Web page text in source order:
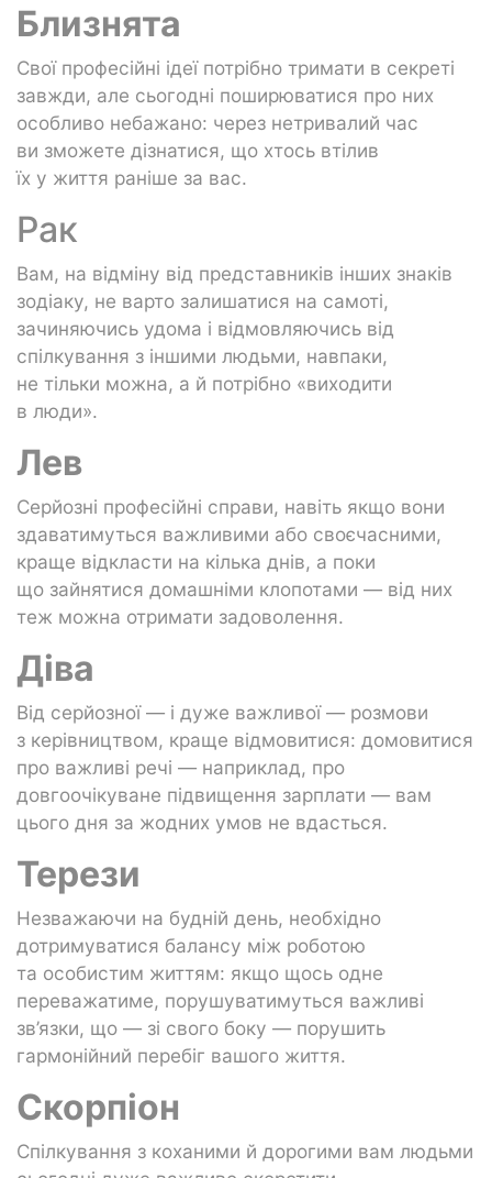
Близнята
Свої професійні ідеї потрібно тримати в секреті
завжди, але сьогодні поширюватися про них
особливо небажано: через нетривалий час
ви зможете дізнатися, що хтось втілив
їх у життя раніше за вас.
Рак
Вам, на відміну від представників інших знаків
зодіаку, не варто залишатися на самоті,
зачиняючись удома і відмовляючись від
спілкування з іншими людьми, навпаки,
не тільки можна, а й потрібно «виходити
в люди».
Лев
Серйозні професійні справи, навіть якщо вони
здаватимуться важливими або своєчасними,
краще відкласти на кілька днів, а поки
що зайнятися домашніми клопотами — від них
теж можна отримати задоволення.
Діва
Від серйозної — і дуже важливої — розмови
з керівництвом, краще відмовитися: домовитися
про важливі речі — наприклад, про
довгоочікуване підвищення зарплати — вам
цього дня за жодних умов не вдасться.
Терези
Незважаючи на будній день, необхідно
дотримуватися балансу між роботою
та особистим життям: якщо щось одне
переважатиме, порушуватимуться важливі
зв’язки, що — зі свого боку — порушить
гармонійний перебіг вашого життя.
Скорпіон
Спілкування з коханими й дорогими вам людьми